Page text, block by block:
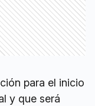
para el inicio
y que será